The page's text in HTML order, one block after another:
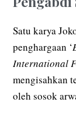
Satu karya
penghargaan ‘
International
mengisahkan
oleh sosok